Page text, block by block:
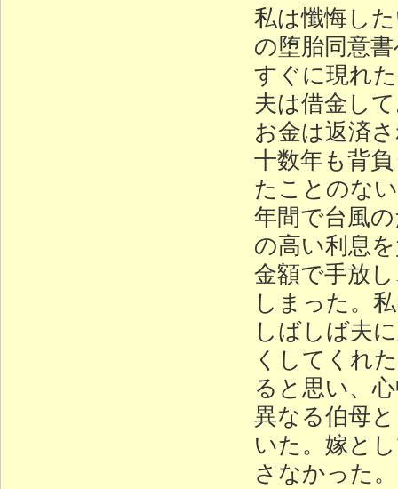
私は懺悔し
の堕胎同意
すぐに現れ
夫は借金し
お金は返済
十数年も背
たことのな
年間で台風
の高い利息
金額で手放
しまった。
しばしば夫
くしてくれ
ると思い、
異なる伯母
いた。嫁と
さなかった。